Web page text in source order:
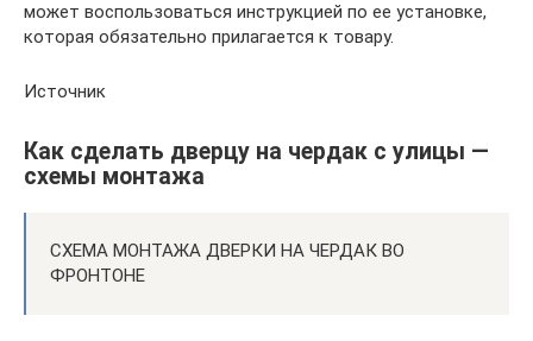
может воспользоваться инструкцией по ее установке,
которая обязательно прилагается к товару.
Источник
Как сделать дверцу на чердак с улицы —
схемы монтажа
СХЕМА МОНТАЖА ДВЕРКИ НА ЧЕРДАК ВО
ФРОНТОНЕ